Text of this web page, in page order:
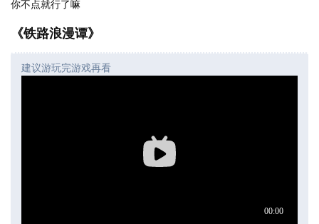
你不点就行了嘛
《铁路浪漫谭》
建议游玩完游戏再看